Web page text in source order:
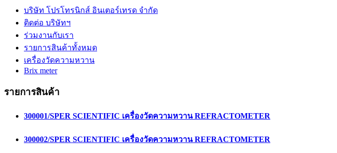
บริษัท โปรโทรนิกส์ อินเตอร์เทรด จำกัด
ติดต่อ บริษัทฯ
ร่วมงานกับเรา
รายการสินค้าทั้งหมด
เครื่องวัดความหวาน
Brix meter
รายการสินค้า
300001/SPER SCIENTIFIC เครื่องวัดความหวาน REFRACTOMETER
300002/SPER SCIENTIFIC เครื่องวัดความหวาน REFRACTOMETER